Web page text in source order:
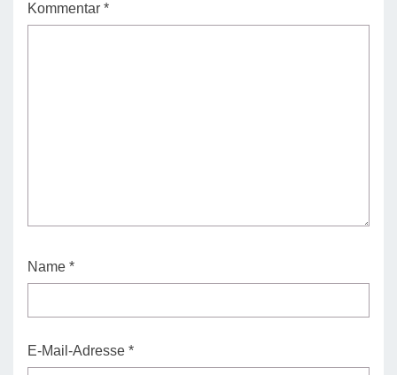
Kommentar *
Name *
E-Mail-Adresse *